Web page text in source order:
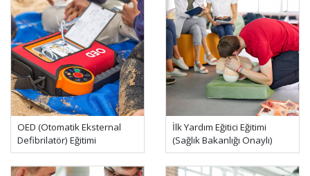
OED (Otomatik Eksternal
Defibrilatör) Eğitimi
İlk Yardım Eğitici Eğitimi
(Sağlık Bakanlığı Onaylı)